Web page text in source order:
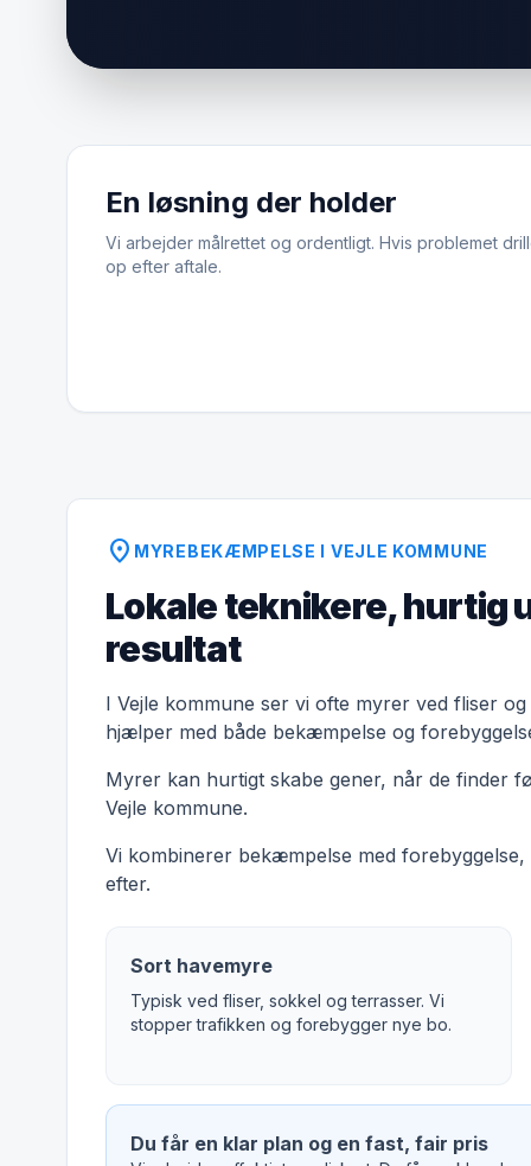
En løsning der holder
Vi arbejder målrettet og ordentligt. Hvis problemet
op efter aftale.
location_on MYREBEKÆMPELSE I VEJLE KOMMUNE
Lokale teknikere, hurtig
resultat
I Vejle kommune ser vi ofte myrer ved fliser
hjælper med både bekæmpelse og
Myrer kan hurtigt skabe gener, når de finder
Vejle kommune.
Vi kombinerer bekæmpelse med
efter.
Sort havemyre
Typisk ved fliser, sokkel og terrasser. Vi
stopper trafikken og forebygger nye bo.
Du får en klar plan og en fast, fair pris